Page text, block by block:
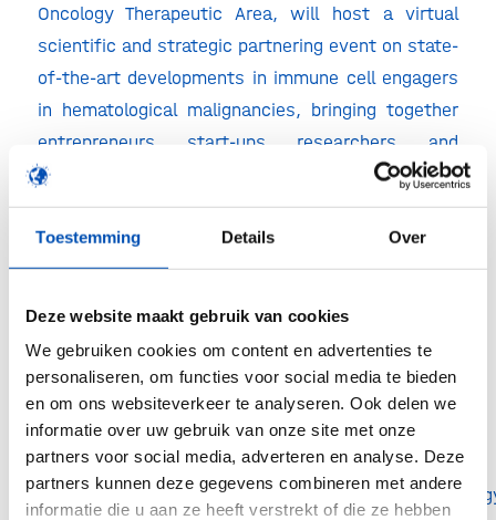
Toestemming Details Over
Deze website maakt gebruik van cookies
We gebruiken cookies om content en advertenties te
personaliseren, om functies voor social media te bieden
en om ons websiteverkeer te analyseren. Ook delen we
informatie over uw gebruik van onze site met onze
partners voor social media, adverteren en analyse. Deze
partners kunnen deze gegevens combineren met andere
informatie die u aan ze heeft verstrekt of die ze hebben
Oncology Therapeutic Area, will host a virtual
scientific and strategic partnering event on state-
of-the-art developments in immune cell engagers
in hematological malignancies, bringing together
entrepreneurs, start-ups, researchers, and
scientists from across Europe and beyond. They
also want to explore how Johnson & Johnson
Innovation could collaborate with the aim to
support opportunities and enable innovators and
You are most welcome to join them on September
7. Please register through:
https://oncologyinnovation.splashthat.com/